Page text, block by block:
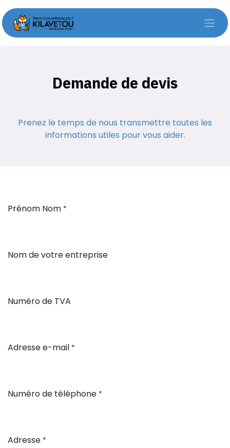
Se rendre au contenu
Demande de devis
Prenez le temps de nous transmettre toutes les
informations utiles pour vous aider.
Prénom Nom *
Nom de votre entreprise
Numéro de TVA
Adresse e-mail *
Numéro de téléphone *
Adresse *